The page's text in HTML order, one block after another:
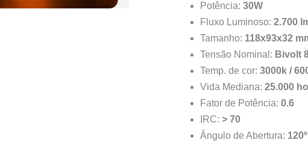
Potência: 30W
Fluxo Luminoso: 2.700
Tamanho: 118x93x32
Tensão Nominal: Bivolt
Temp. de cor: 3000k /
Vida Mediana: 25.000
Fator de Potência: 0.6
IRC: > 70
Ângulo de Abertura: 120º